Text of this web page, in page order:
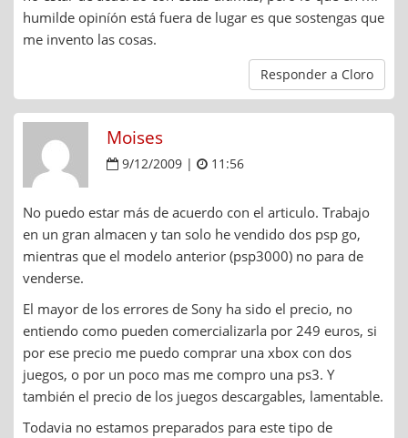
humilde opiníón está fuera de lugar es que sostengas que
me invento las cosas.
Responder a Cloro
Moises
9/12/2009 | 11:56
No puedo estar más de acuerdo con el articulo. Trabajo
en un gran almacen y tan solo he vendido dos psp go,
mientras que el modelo anterior (psp3000) no para de
venderse.
El mayor de los errores de Sony ha sido el precio, no
entiendo como pueden comercializarla por 249 euros, si
por ese precio me puedo comprar una xbox con dos
juegos, o por un poco mas me compro una ps3. Y
también el precio de los juegos descargables, lamentable.
Todavia no estamos preparados para este tipo de